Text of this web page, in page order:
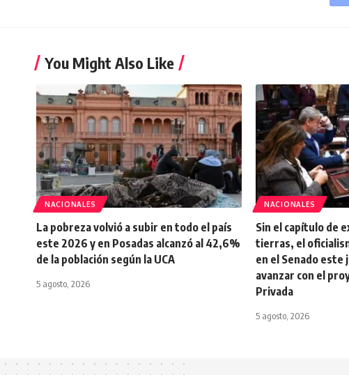
You Might Also Like
NACIONALES
La pobreza volvió a subir en todo el país
este 2026 y en Posadas alcanzó al 42,6%
de la población según la UCA
5 agosto, 2026
NACIONALES
Sin el capítulo de
tierras, el
en el Senado este
avanzar con el
Privada
5 agosto, 2026